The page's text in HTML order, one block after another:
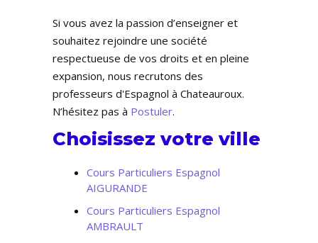
Si vous avez la passion d’enseigner et
souhaitez rejoindre une société
respectueuse de vos droits et en pleine
expansion, nous recrutons des
professeurs d'Espagnol à Chateauroux.
N’hésitez pas à Postuler.
Choisissez votre ville
Cours Particuliers Espagnol
AIGURANDE
Cours Particuliers Espagnol
AMBRAULT